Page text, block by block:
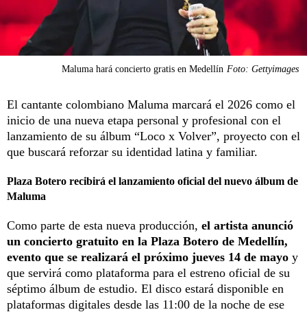
Maluma hará concierto gratis en Medellín Foto: Gettyimages
El cantante colombiano Maluma marcará el 2026 como el
inicio de una nueva etapa personal y profesional con el
lanzamiento de su álbum “Loco x Volver”, proyecto con el
que buscará reforzar su identidad latina y familiar.
Plaza Botero recibirá el lanzamiento oficial del nuevo álbum de
Maluma
Como parte de esta nueva producción, el artista anunció
un concierto gratuito en la Plaza Botero de Medellín,
evento que se realizará el próximo jueves 14 de mayo y
que servirá como plataforma para el estreno oficial de su
séptimo álbum de estudio. El disco estará disponible en
plataformas digitales desde las 11:00 de la noche de ese